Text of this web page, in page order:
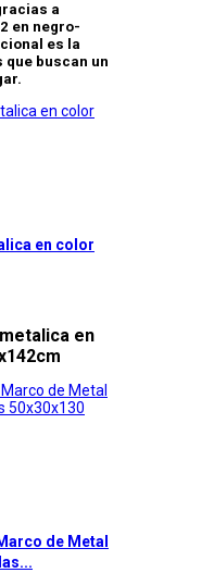
a
en negro-
es la
buscan un
en color
en
de Metal